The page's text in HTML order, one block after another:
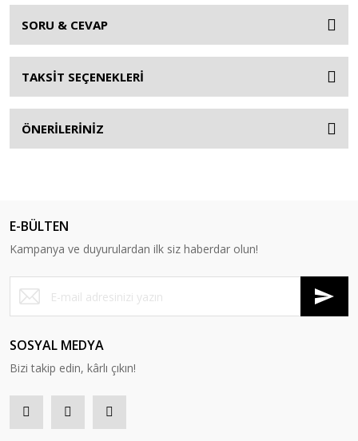
SORU & CEVAP
TAKSİT SEÇENEKLERİ
ÖNERİLERİNİZ
E-BÜLTEN
Kampanya ve duyurulardan ilk siz haberdar olun!
SOSYAL MEDYA
Bizi takip edin, kârlı çıkın!